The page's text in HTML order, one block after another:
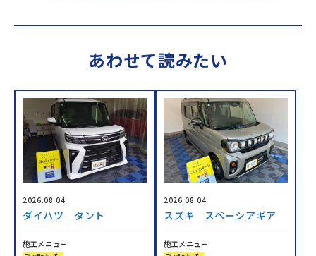
あわせて読みたい
2026.08.04
ダイハツ タント
施工メニュー
2026.08.04
スズキ スペーシアギア
施工メニュー